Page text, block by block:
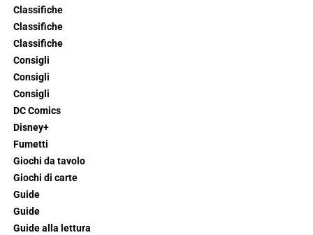
Classifiche
Classifiche
Classifiche
Consigli
Consigli
Consigli
DC Comics
Disney+
Fumetti
Giochi da tavolo
Giochi di carte
Guide
Guide
Guide alla lettura